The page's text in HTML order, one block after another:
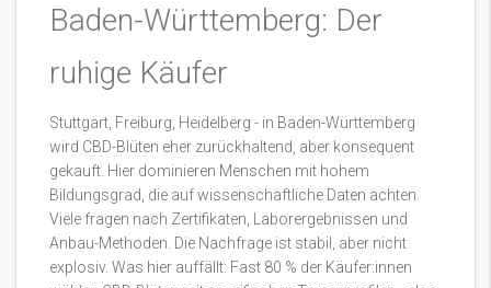
Baden-Württemberg: Der
ruhige Käufer
Stuttgart, Freiburg, Heidelberg - in Baden-Württemberg
wird CBD-Blüten eher zurückhaltend, aber konsequent
gekauft. Hier dominieren Menschen mit hohem
Bildungsgrad, die auf wissenschaftliche Daten achten.
Viele fragen nach Zertifikaten, Laborergebnissen und
Anbau-Methoden. Die Nachfrage ist stabil, aber nicht
explosiv. Was hier auffällt: Fast 80 % der Käufer:innen